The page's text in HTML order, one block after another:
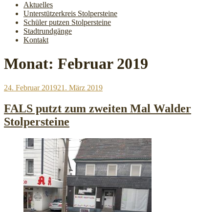
Aktuelles
Unterstützerkreis Stolpersteine
Schüler putzen Stolpersteine
Stadtrundgänge
Kontakt
Monat: Februar 2019
Veröffentlicht
24. Februar 201921. März 2019
FALS putzt zum zweiten Mal Walder
Stolpersteine